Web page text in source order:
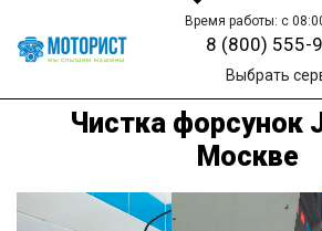
Время работы: с
8 (800) 555-
Выбрать
Чистка форсунок
Москве